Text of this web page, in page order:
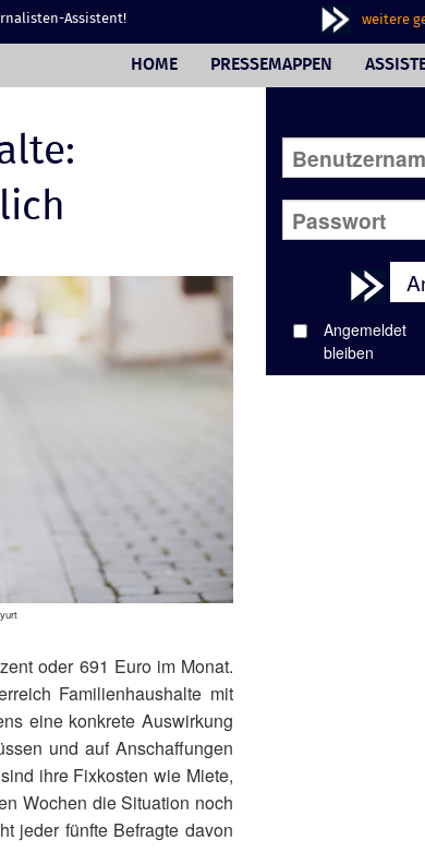
Assistent! weitere
HOME PRESSEMAPPEN
oder 691 Euro im Monat.
Familienhaushalte mit
eine konkrete Auswirkung
und auf Anschaffungen
ihre Fixkosten wie Miete,
Wochen die Situation noch
jeder fünfte Befragte davon
Angemeldet
bleiben